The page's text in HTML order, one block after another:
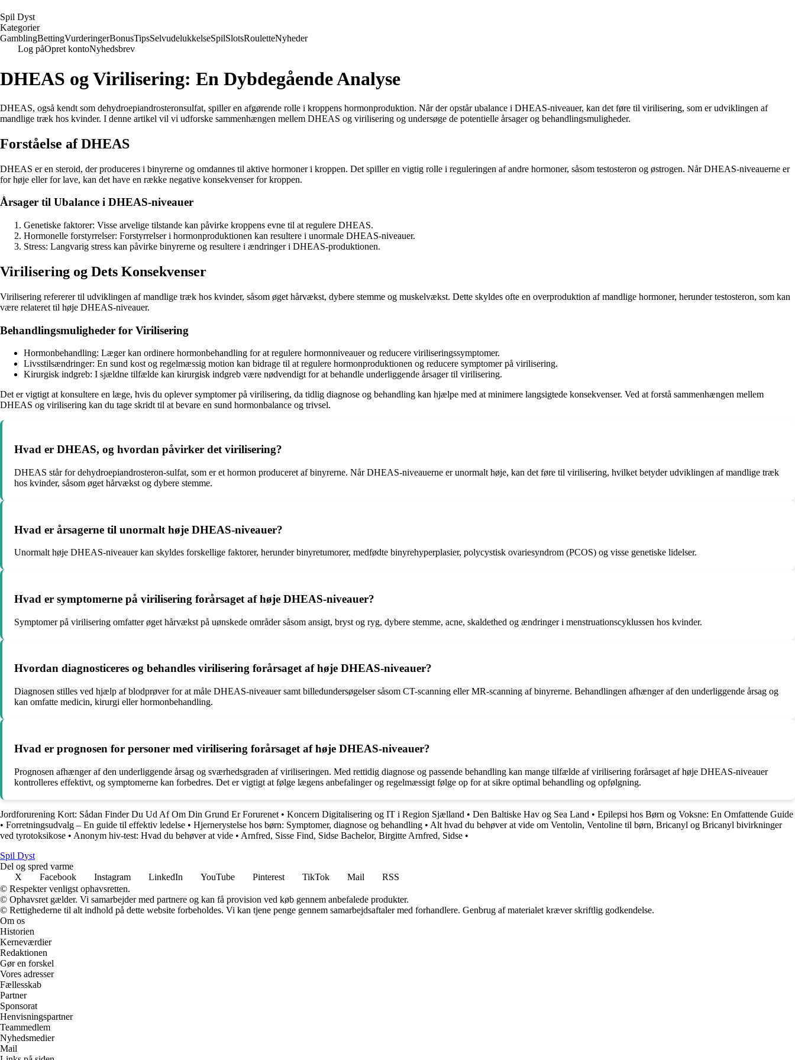
Spil Dyst
Kategorier
GamblingBettingVurderingerBonusTipsSelvudelukkelseSpilSlotsRouletteNyheder
Log påOpret kontoNyhedsbrev
DHEAS og Virilisering: En Dybdegående Analyse
DHEAS, også kendt som dehydroepiandrosteronsulfat, spiller en afgørende rolle i kroppens hormonproduktion. Når der opstår ubalance i DHEAS-niveauer, kan det føre til virilisering, som er udviklingen af
mandlige træk hos kvinder. I denne artikel vil vi udforske sammenhængen mellem DHEAS og virilisering og undersøge de potentielle årsager og behandlingsmuligheder.
Forståelse af DHEAS
DHEAS er en steroid, der produceres i binyrerne og omdannes til aktive hormoner i kroppen. Det spiller en vigtig rolle i reguleringen af andre hormoner, såsom testosteron og østrogen. Når DHEAS-niveauerne er
for høje eller for lave, kan det have en række negative konsekvenser for kroppen.
Årsager til Ubalance i DHEAS-niveauer
Genetiske faktorer: Visse arvelige tilstande kan påvirke kroppens evne til at regulere DHEAS.
Hormonelle forstyrrelser: Forstyrrelser i hormonproduktionen kan resultere i unormale DHEAS-niveauer.
Stress: Langvarig stress kan påvirke binyrerne og resultere i ændringer i DHEAS-produktionen.
Virilisering og Dets Konsekvenser
Virilisering refererer til udviklingen af mandlige træk hos kvinder, såsom øget hårvækst, dybere stemme og muskelvækst. Dette skyldes ofte en overproduktion af mandlige hormoner, herunder testosteron, som kan
være relateret til høje DHEAS-niveauer.
Behandlingsmuligheder for Virilisering
Hormonbehandling: Læger kan ordinere hormonbehandling for at regulere hormonniveauer og reducere viriliseringssymptomer.
Livsstilsændringer: En sund kost og regelmæssig motion kan bidrage til at regulere hormonproduktionen og reducere symptomer på virilisering.
Kirurgisk indgreb: I sjældne tilfælde kan kirurgisk indgreb være nødvendigt for at behandle underliggende årsager til virilisering.
Det er vigtigt at konsultere en læge, hvis du oplever symptomer på virilisering, da tidlig diagnose og behandling kan hjælpe med at minimere langsigtede konsekvenser. Ved at forstå sammenhængen mellem
DHEAS og virilisering kan du tage skridt til at bevare en sund hormonbalance og trivsel.
Hvad er DHEAS, og hvordan påvirker det virilisering?
DHEAS står for dehydroepiandrosteron-sulfat, som er et hormon produceret af binyrerne. Når DHEAS-niveauerne er unormalt høje, kan det føre til virilisering, hvilket betyder udviklingen af mandlige træk
hos kvinder, såsom øget hårvækst og dybere stemme.
Hvad er årsagerne til unormalt høje DHEAS-niveauer?
Unormalt høje DHEAS-niveauer kan skyldes forskellige faktorer, herunder binyretumorer, medfødte binyrehyperplasier, polycystisk ovariesyndrom (PCOS) og visse genetiske lidelser.
Hvad er symptomerne på virilisering forårsaget af høje DHEAS-niveauer?
Symptomer på virilisering omfatter øget hårvækst på uønskede områder såsom ansigt, bryst og ryg, dybere stemme, acne, skaldethed og ændringer i menstruationscyklussen hos kvinder.
Hvordan diagnosticeres og behandles virilisering forårsaget af høje DHEAS-niveauer?
Diagnosen stilles ved hjælp af blodprøver for at måle DHEAS-niveauer samt billedundersøgelser såsom CT-scanning eller MR-scanning af binyrerne. Behandlingen afhænger af den underliggende årsag og
kan omfatte medicin, kirurgi eller hormonbehandling.
Hvad er prognosen for personer med virilisering forårsaget af høje DHEAS-niveauer?
Prognosen afhænger af den underliggende årsag og sværhedsgraden af viriliseringen. Med rettidig diagnose og passende behandling kan mange tilfælde af virilisering forårsaget af høje DHEAS-niveauer
kontrolleres effektivt, og symptomerne kan forbedres. Det er vigtigt at følge lægens anbefalinger og regelmæssigt følge op for at sikre optimal behandling og opfølgning.
Jordforurening Kort: Sådan Finder Du Ud Af Om Din Grund Er Forurenet • Koncern Digitalisering og IT i Region Sjælland • Den Baltiske Hav og Sea Land • Epilepsi hos Børn og Voksne: En Omfattende Guide
• Forretningsudvalg – En guide til effektiv ledelse • Hjernerystelse hos børn: Symptomer, diagnose og behandling • Alt hvad du behøver at vide om Ventolin, Ventoline til børn, Bricanyl og Bricanyl bivirkninger
ved tyrotoksikose • Anonym hiv-test: Hvad du behøver at vide • Arnfred, Sisse Find, Sidse Bachelor, Birgitte Arnfred, Sidse •
Spil Dyst
Del og spred varme
X
Facebook Instagram LinkedIn YouTube Pinterest TikTok Mail
RSS
© Respekter venligst ophavsretten.
© Ophavsret gælder. Vi samarbejder med partnere og kan få provision ved køb gennem anbefalede produkter.
© Rettighederne til alt indhold på dette website forbeholdes. Vi kan tjene penge gennem samarbejdsaftaler med forhandlere. Genbrug af materialet kræver skriftlig godkendelse.
Om os
Historien
Kerneværdier
Redaktionen
Gør en forskel
Vores adresser
Fællesskab
Partner
Sponsorat
Henvisningspartner
Teammedlem
Nyhedsmedier
Mail